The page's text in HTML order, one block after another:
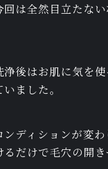
は全然目立たな
後はお肌に気を使
ました。
ディションが変わ
だけで毛穴の開き